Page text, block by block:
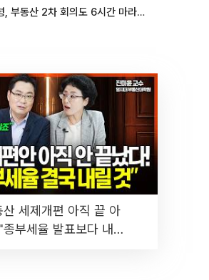
이 대통령, 부동산 2차 회의도 6시간 마라톤…"기존 사고 벗어나 과감히 실천"
산 세제개편 아직 끝 아
부세율 발표보다 내릴